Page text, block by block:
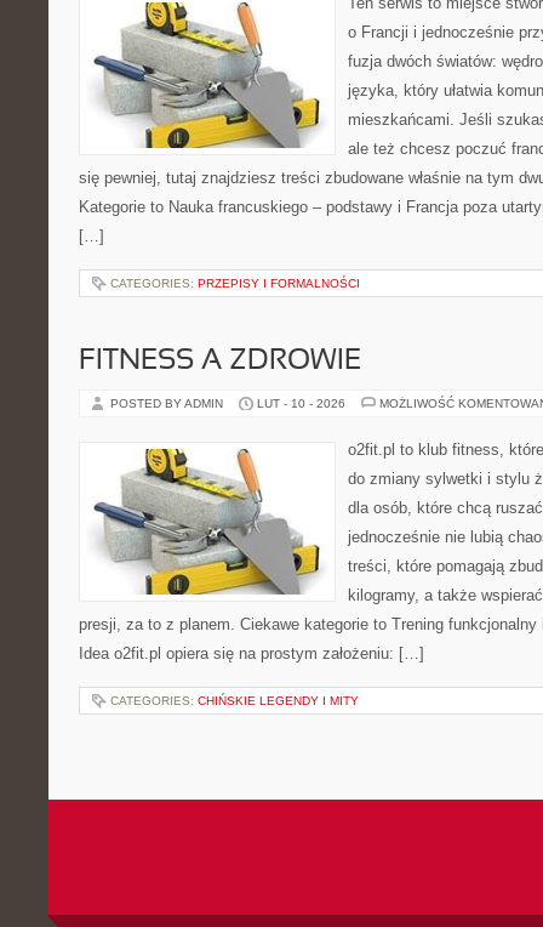
o Francji i jednocześnie
fuzja dwóch światów:
języka, który ułatwia
mieszkańcami. Jeśli
ale też chcesz poczuć
się pewniej, tutaj znajdziesz treści zbudowane właśnie na tym
Kategorie to Nauka francuskiego – podstawy i Francja poza
[…]
CATEGORIES: PRZEPISY I FORMALNOŚCI
FITNESS A ZDROWIE
POSTED BY ADMIN LUT - 10 - 2026 MOŻLIWOŚĆ
o2fit.pl to klub fitness,
do zmiany sylwetki i stylu
dla osób, które chcą
jednocześnie nie lubią
treści, które pomagają
kilogramy, a także
presji, za to z planem. Ciekawe kategorie to Trening
Idea o2fit.pl opiera się na prostym założeniu: […]
CATEGORIES: CHIŃSKIE LEGENDY I MITY